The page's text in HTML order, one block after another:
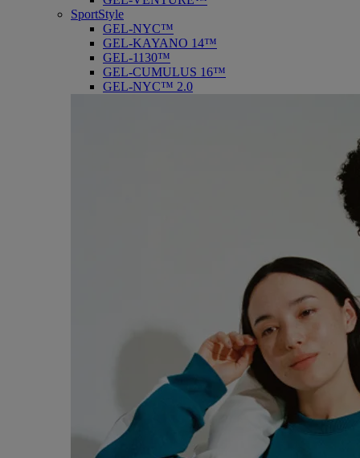
SportStyle
GEL-NYC™
GEL-KAYANO 14™
GEL-1130™
GEL-CUMULUS 16™
GEL-NYC™ 2.0